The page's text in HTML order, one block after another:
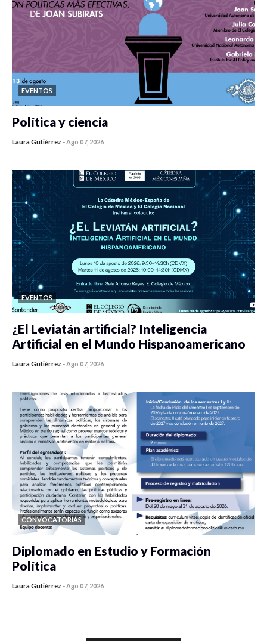
EVENTOS
Política y ciencia
Laura Gutiérrez -Ago 07, 2026
EVENTOS
¿El Leviatán artificial? Inteligencia
Artificial en el Mundo Hispanoamericano
Laura Gutiérrez -Ago 07, 2026
CONVOCATORIAS
Diplomado en Estudio y Formación
Política
Laura Gutiérrez -Ago 07, 2026